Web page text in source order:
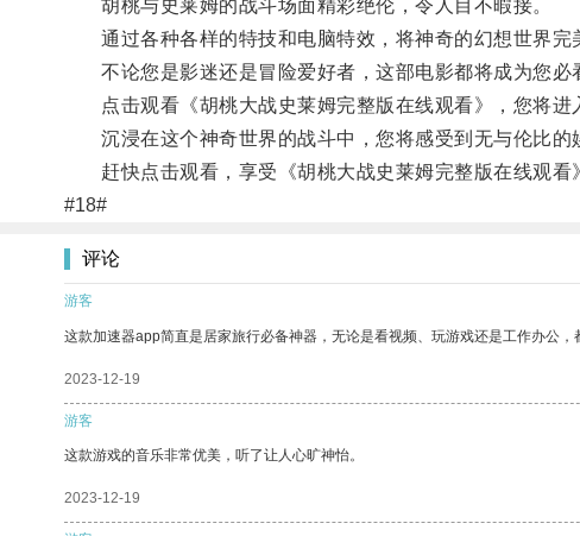
胡桃与史莱姆的战斗场面精彩绝伦，令人目不暇接。
通过各种各样的特技和电脑特效，将神奇的幻想世界完
不论您是影迷还是冒险爱好者，这部电影都将成为您必
点击观看《胡桃大战史莱姆完整版在线观看》，您将进
沉浸在这个神奇世界的战斗中，您将感受到无与伦比的
赶快点击观看，享受《胡桃大战史莱姆完整版在线观看
#18#
评论
游客
这款加速器app简直是居家旅行必备神器，无论是看视频、玩游戏还是工作办公，
2023-12-19
游客
这款游戏的音乐非常优美，听了让人心旷神怡。
2023-12-19